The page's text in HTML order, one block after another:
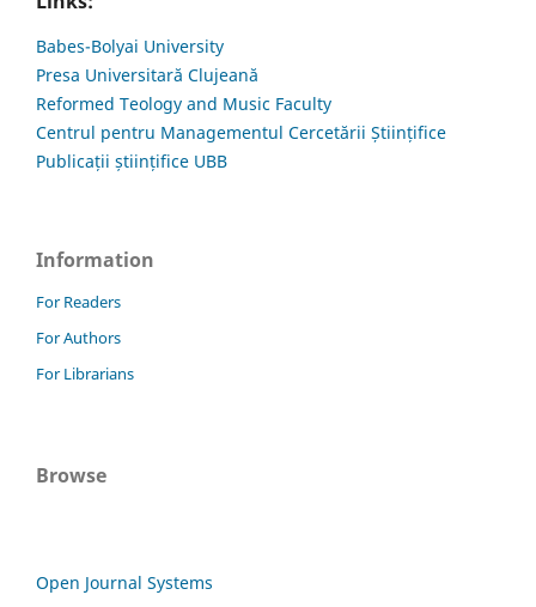
Babes-Bolyai University
Presa Universitară Clujeană
Reformed Teology and Music Faculty
Centrul pentru Managementul Cercetării Științifice
Publicații științifice UBB
Information
For Readers
For Authors
For Librarians
Browse
Open Journal Systems